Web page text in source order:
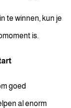
te winnen, kun je
is.
goed
al enorm